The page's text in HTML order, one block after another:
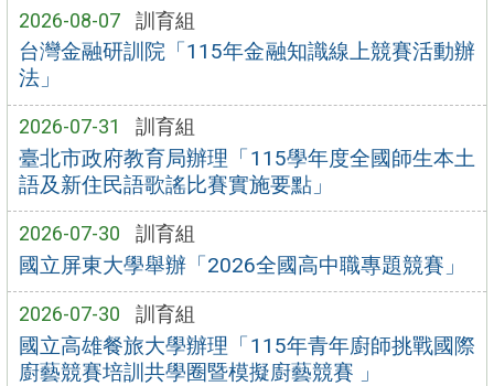
2026-08-07 訓育組
台灣金融研訓院「115年金融知識線上競賽活動辦
法」
2026-07-31 訓育組
臺北市政府教育局辦理「115學年度全國師生本土
語及新住民語歌謠比賽實施要點」
2026-07-30 訓育組
國立屏東大學舉辦「2026全國高中職專題競賽」
2026-07-30 訓育組
國立高雄餐旅大學辦理「115年青年廚師挑戰國際
廚藝競賽培訓共學圈暨模擬廚藝競賽 」